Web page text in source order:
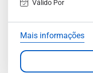
Válido Por
Mais informações